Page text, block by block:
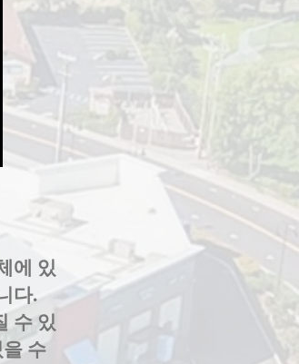
에 있
다.
수 있
수